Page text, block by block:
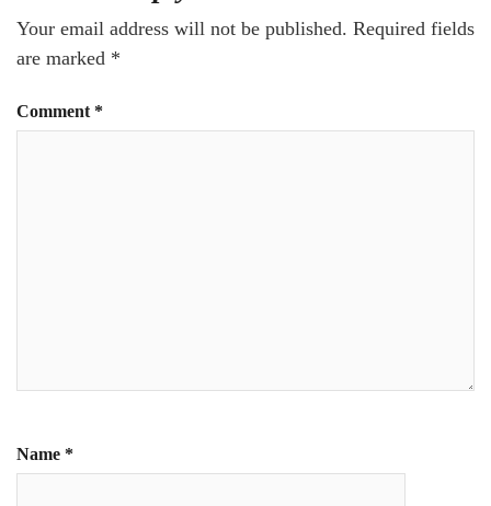
Your email address will not be published. Required fields
are marked *
Comment *
Name *